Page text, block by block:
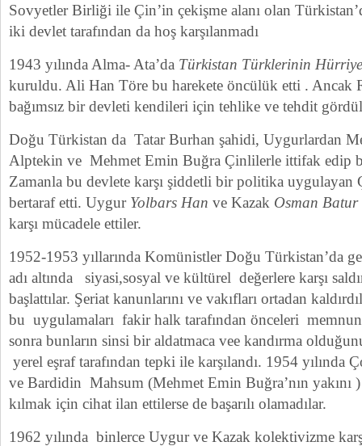
Sovyetler Birliği ile Çin’in çekişme alanı olan
iki devlet tarafından da hoş karşılanmadı
1943 yılında Alma- Ata’da Türkistan Türklerinin
kuruldu. Ali Han Töre bu harekete öncülük etti . Ancak
bağımsız bir devleti kendileri için tehlike ve tehdit
Doğu Türkistan da Tatar Burhan şahidi, Uygurlardan
Alptekin ve Mehmet Emin Buğra Çinlilerle ittifak edip
Zamanla bu devlete karşı şiddetli bir politika uygulayan
bertaraf etti. Uygur Yolbars Han ve Kazak Osman Batur
karşı mücadele ettiler.
1952-1953 yıllarında Komünistler Doğu Türkistan’da
adı altında siyasi,sosyal ve kültürel değerlere karşı
başlattılar. Şeriat kanunlarını ve vakıfları ortadan
bu uygulamaları fakir halk tarafından önceleri
sonra bunların sinsi bir aldatmaca vee kandırma
yerel eşraf tarafından tepki ile karşılandı. 1954
ve Bardidin Mahsum (Mehmet Emin Buğra’nın yakını
kılmak için cihat ilan ettilerse de başarılı olamadılar.
1962 yılında binlerce Uygur ve Kazak kolektivizme